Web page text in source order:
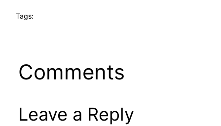
Tags:
Comments
Leave a Reply